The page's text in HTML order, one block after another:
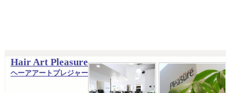
Hair Art Pleasure
ヘーアアートプレジャー